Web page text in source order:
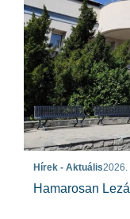
Hírek - Aktuális2026.
Hamarosan